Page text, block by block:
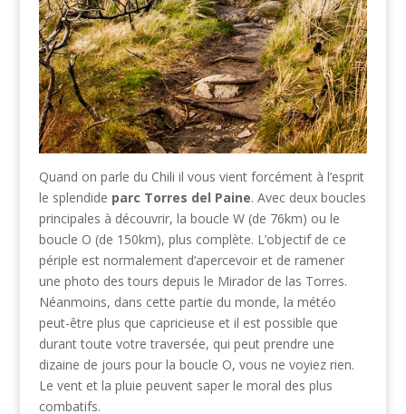
Quand on parle du Chili il vous vient forcément à l’esprit
le splendide parc Torres del Paine. Avec deux boucles
principales à découvrir, la boucle W (de 76km) ou le
boucle O (de 150km), plus complète. L’objectif de ce
périple est normalement d’apercevoir et de ramener
une photo des tours depuis le Mirador de las Torres.
Néanmoins, dans cette partie du monde, la météo
peut-être plus que capricieuse et il est possible que
durant toute votre traversée, qui peut prendre une
dizaine de jours pour la boucle O, vous ne voyiez rien.
Le vent et la pluie peuvent saper le moral des plus
combatifs.